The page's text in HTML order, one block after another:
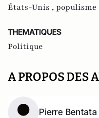
États-Unis , populisme
THEMATIQUES
Politique
A PROPOS DES
Pierre Bentata